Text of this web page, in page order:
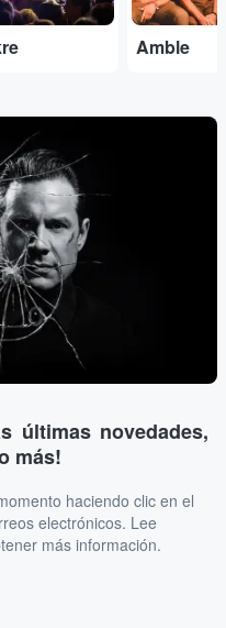
Amble
últimas novedades,
más!
haciendo clic en el
electrónicos. Lee
más información.